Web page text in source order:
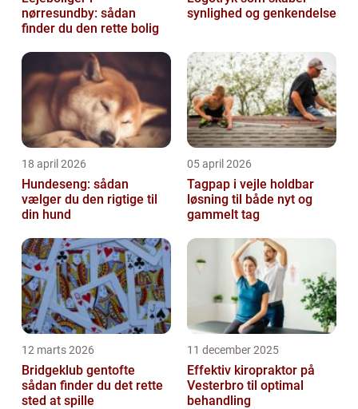
nørresundby: sådan
finder du den rette bolig
synlighed og genkendelse
18 april 2026
Hundeseng: sådan
vælger du den rigtige til
din hund
05 april 2026
Tagpap i vejle holdbar
løsning til både nyt og
gammelt tag
12 marts 2026
Bridgeklub gentofte
sådan finder du det rette
sted at spille
11 december 2025
Effektiv kiropraktor på
Vesterbro til optimal
behandling